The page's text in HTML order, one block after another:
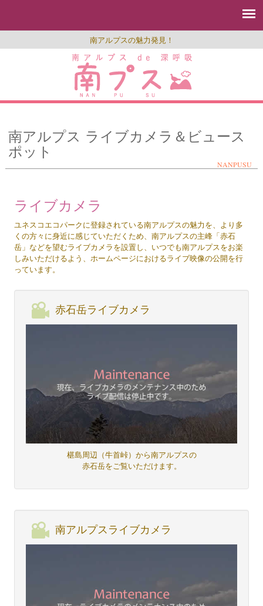
南アルプスの魅力発見！
南アルプス ライブカメラ＆ビュース
ポット
NANPUSU
ライブカメラ
ユネスコエコパークに登録されている南アルプスの魅力を、より多
くの方々に身近に感じていただくため、南アルプスの主峰「赤石
岳」などを望むライブカメラを設置し、いつでも南アルプスをお楽
しみいただけるよう、ホームページにおけるライブ映像の公開を行
っています。
赤石岳ライブカメラ
椹島周辺（牛首峠）から南アルプスの
赤石岳をご覧いただけます。
南アルプスライブカメラ